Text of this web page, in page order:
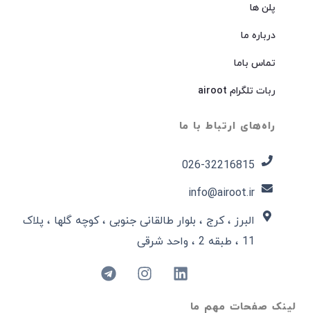
لینک صفحات مهم ما
پلن ها
درباره ما
تماس باما
ربات تلگرام airoot
راه‌های ارتباط با ما
026-32216815​
info@airoot.ir
البرز ، کرج ، بلوار طالقانی جنوبی ، کوچه گلها ، پلاک
11 ، طبقه 2 ، واحد شرقی